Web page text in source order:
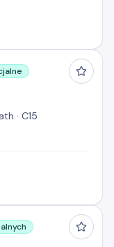
· C15